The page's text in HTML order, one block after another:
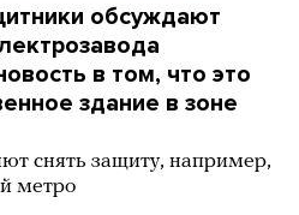
обсуждают
в том, что это
здание в зоне
снять защиту, например,
метро